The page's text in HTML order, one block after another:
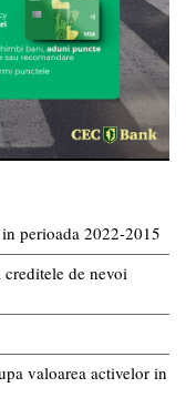
perioada 2022-2015
de nevoi
valoarea activelor in